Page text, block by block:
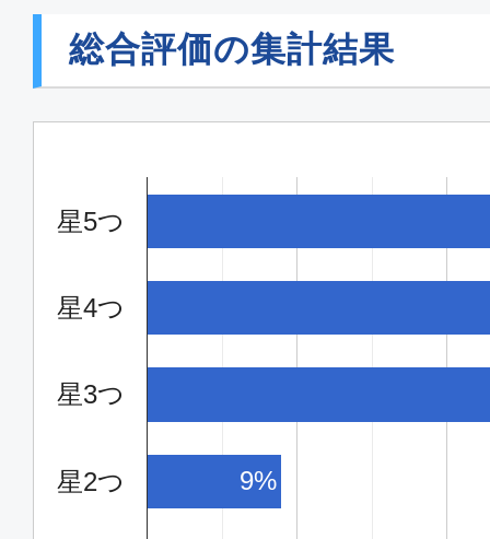
エコノミー
沖縄(那覇)
09:00
福岡
JTA052 10:25
ANA1206
エコノミー
沖縄(那覇)
11:50
総合評価の集計結果
星5つ
星4つ
星3つ
星2つ 9%